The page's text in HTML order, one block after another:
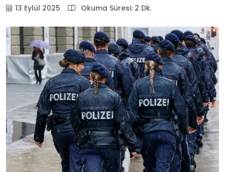
13 Eylül 2025 Okuma Süresi: 2 Dk.